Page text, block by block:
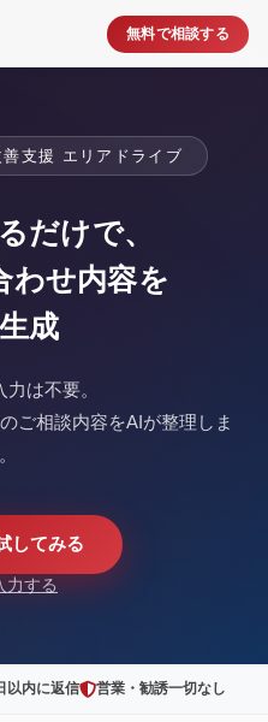
無料で相談する
支援 エリアドライブ
だけで、
わせ内容を
成
は不要。
ご相談内容をAIが整理しま
してみる
力する
以内に返信 営業・勧誘一切なし